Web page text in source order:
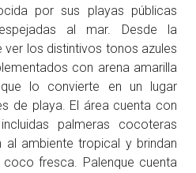
por sus playas públicas
al mar. Desde la
ver los distintivos tonos azules
con arena amarilla
lo convierte en un lugar
de playa. El área cuenta con
palmeras cocoteras
al ambiente tropical y brindan
fresca. Palenque cuenta